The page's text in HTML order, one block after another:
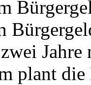
Jahre
plant